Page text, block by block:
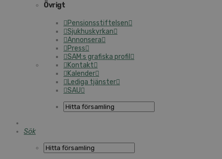
Övrigt
Pensionsstiftelsen
Sjukhuskyrkan
Annonsera
Press
SAM:s grafiska profil
Kontakt
Kalender
Lediga tjänster
SAU
Sök